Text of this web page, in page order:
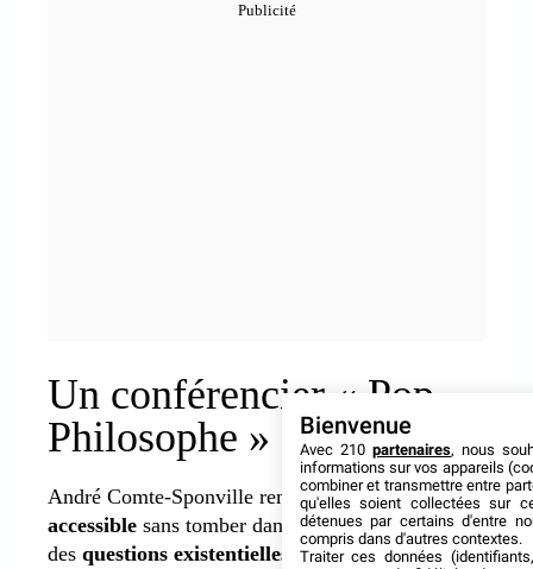
Un conférencier « Pop-
Philosophe » au sommet
André Comte-Sponville rend laphilosophie
accessible sans tomber dans le simplisme. Il part
des questions existentielles – lebonheur, le
Bienvenue
Avec 210 partenaires, nous
informations sur vos appareils
combiner et transmettre entre
qu'elles soient collectées sur
détenues par certains d'entre
compris dans d'autres contextes.
Traiter ces données